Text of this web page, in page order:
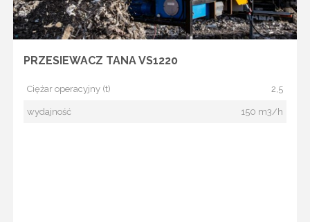
PRZESIEWACZ TANA VS1220
Ciężar operacyjny (t) 2,5
wydajność 150 m3/h